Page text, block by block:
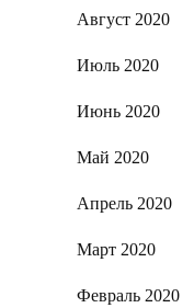
Август 2020
Июль 2020
Июнь 2020
Май 2020
Апрель 2020
Март 2020
Февраль 2020